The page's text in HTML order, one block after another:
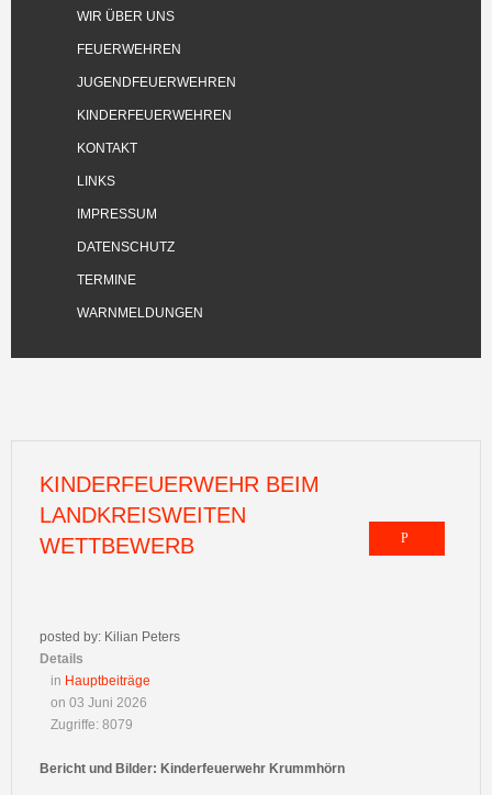
WIR ÜBER UNS
FEUERWEHREN
JUGENDFEUERWEHREN
KINDERFEUERWEHREN
KONTAKT
LINKS
IMPRESSUM
DATENSCHUTZ
TERMINE
WARNMELDUNGEN
KINDERFEUERWEHR BEIM
LANDKREISWEITEN
WETTBEWERB
posted by: Kilian Peters
Details
in Hauptbeiträge
on 03 Juni 2026
Zugriffe: 8079
Bericht und Bilder: Kinderfeuerwehr Krummhörn